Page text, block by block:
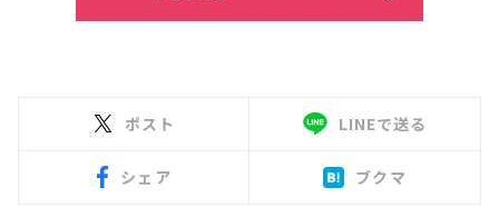
ポスト LINEで送る
シェア ブクマ